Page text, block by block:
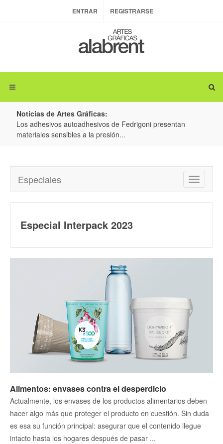
ENTRAR REGISTRARSE
Noticias de Artes Gráficas:
Los adhesivos autoadhesivos de Fedrigoni presentan
materiales sensibles a la presión...
Toggle
Especiales
Especial Interpack 2023
Alimentos: envases contra el desperdicio
Actualmente, los envases de los productos alimentarios deben
hacer algo más que proteger el producto en cuestión. Sin duda
es esa su función principal: asegurar que el contenido llegue
intacto hasta los hogares después de pasar ...